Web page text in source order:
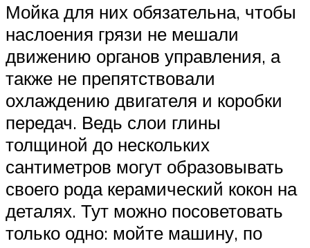
Мойка для них обязательна, чтобы
наслоения грязи не мешали
движению органов управления, а
также не препятствовали
охлаждению двигателя и коробки
передач. Ведь слои глины
толщиной до нескольких
сантиметров могут образовывать
своего рода керамический кокон на
деталях. Тут можно посоветовать
только одно: мойте машину, по